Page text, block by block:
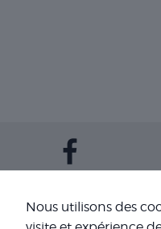
Nous utilisons des